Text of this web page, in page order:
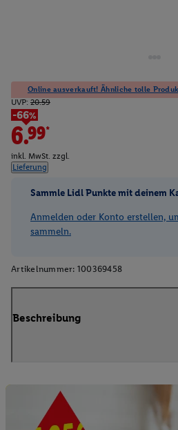
Online ausverkauft! Ähnliche tolle
UVP: 20.59
-66%
6.99*
inkl. MwSt. zzgl.
Lieferung
Sammle Lidl Punkte mit deinem
Anmelden oder Konto erstellen,
sammeln.
Artikelnummer: 100369458
Beschreibung